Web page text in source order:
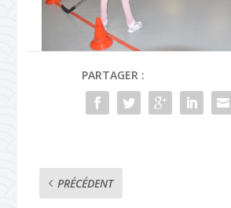
PARTAGER :
PRÉCÉDENT